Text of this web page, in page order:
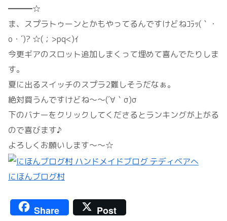
━━━☆
ま、スプラトゥーンとかもやってるんですけどねｺﾗｯ(｀・
o・´)? ☆(；>pq<)ｲ
今更ギアのスロット追加しまくって埋めて喜んでたりしま
す。
夏に出るスイッチのスプラ2難しそうだなぁ。
絶対買うんですけどね～～(´∀｀σ)σ
下のバナーをクリックしてくださるとランキングが上がる
ので喜びます♪
よろしくお願いします～～☆
にほんブログ村
Share Post